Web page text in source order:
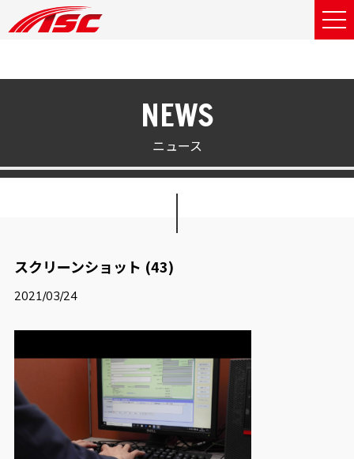
NEWS
ニュース
スクリーンショット (43)
2021/03/24